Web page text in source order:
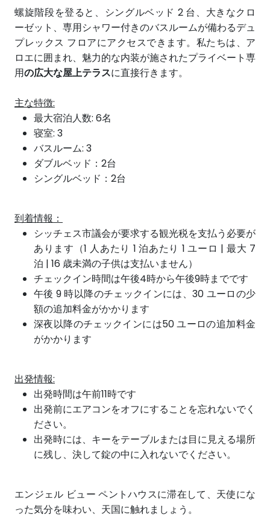
螺旋階段を登ると、シングルベッド 2 台、大きなクロ
ーゼット、専用シャワー付きのバスルームが備わるデュ
プレックス フロアにアクセスできます。私たちは、ア
ロエに囲まれ、魅力的な内装が施されたプライベート専
用の広大な屋上テラスに直接行きます。
主な特徴:
最大宿泊人数: 6名
寝室: 3
バスルーム: 3
ダブルベッド：2台
シングルベッド：2台
到着情報：
シッチェス市議会が要求する観光税を支払う必要が
あります（1 人あたり 1 泊あたり 1 ユーロ | 最大 7
泊 | 16 歳未満の子供は支払いません）
チェックイン時間は午後4時から午後9時までです
午後 9 時以降のチェックインには、30 ユーロの少
額の追加料金がかかります
深夜以降のチェックインには50 ユーロの追加料金
がかかります
出発情報:
出発時間は午前11時です
出発前にエアコンをオフにすることを忘れないでく
ださい。
出発時には、キーをテーブルまたは目に見える場所
に残し、決して錠の中に入れないでください。
エンジェル ビュー ペントハウスに滞在して、天使にな
った気分を味わい、天国に触れましょう。